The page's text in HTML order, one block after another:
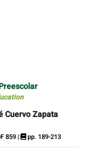
Cuervo Zapata
859 | pp. 189-213